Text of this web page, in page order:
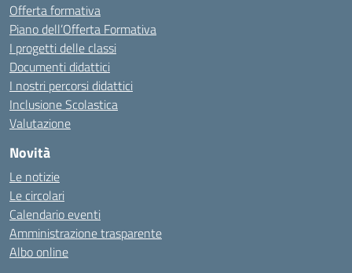
Offerta formativa
Piano dell’Offerta Formativa
I progetti delle classi
Documenti didattici
I nostri percorsi didattici
Inclusione Scolastica
Valutazione
Novità
Le notizie
Le circolari
Calendario eventi
Amministrazione trasparente
Albo online